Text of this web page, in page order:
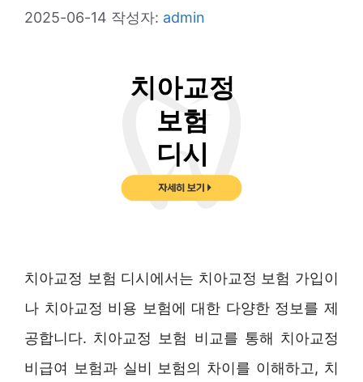
2025-06-14 작성자: admin
치아교정 보험 디시에서는 치아교정 보험 가입이
나 치아교정 비용 보험에 대한 다양한 정보를 제
공합니다. 치아교정 보험 비교를 통해 치아교정
비급여 보험과 실비 보험의 차이를 이해하고, 치